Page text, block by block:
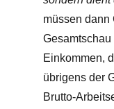
müssen dann
Einkommen,
übrigens der
Brutto-